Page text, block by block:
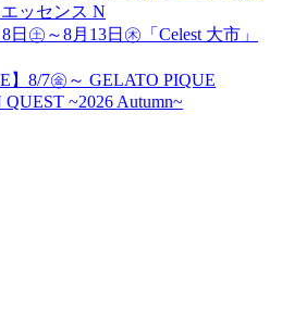
ッセンス N
8日㊏～8月13日㊍「Celest 大市」
】8/7㊎～ GELATO PIQUE
QUEST ~2026 Autumn~